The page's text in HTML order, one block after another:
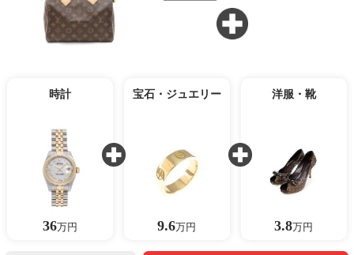
時計
36万円
宝石・ジュエリー
9.6万円
洋服・靴
3.8万円